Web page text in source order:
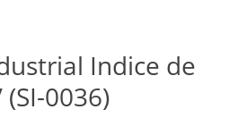
Indice de
0036)